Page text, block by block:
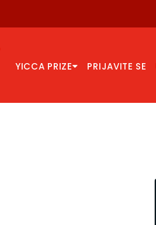
YICCA PRIZE PRIJAVITE SE